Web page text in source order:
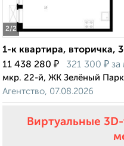
2/2
1-к квартира, вторичка,
11 438 280 ₽ 321 300 ₽ за
мкр. 22-й, ЖК Зелёный Парк
Агентство, 07.08.2026
Виртуальные